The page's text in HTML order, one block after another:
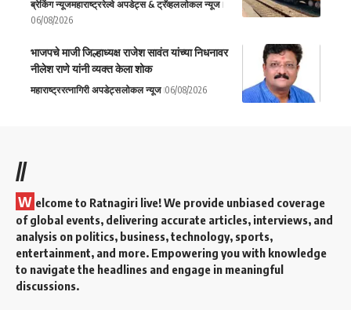
ब्रेकिंग न्यूजमहाराष्ट्ररेल्वे अपडेट्स & ट्रॅव्हललोकल न्यूज
06/08/2026
भाजपचे माजी जिल्हाध्यक्ष राजेश सावंत यांच्या निधनावर
नीलेश राणे यांनी व्यक्त केला शोक
महाराष्ट्ररत्नागिरी अपडेट्सलोकल न्यूज 06/08/2026
//
W elcome to Ratnagiri live! We provide unbiased coverage
of global events, delivering accurate articles, interviews, and
analysis on politics, business, technology, sports,
entertainment, and more. Empowering you with knowledge
to navigate the headlines and engage in meaningful
discussions.